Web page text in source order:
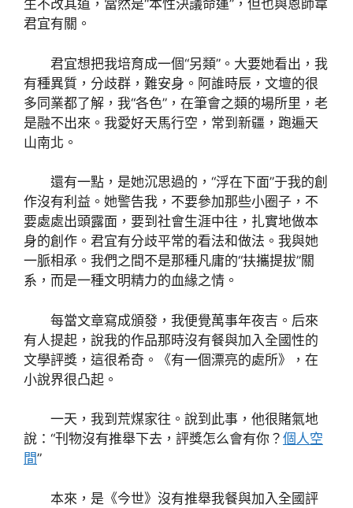
生不改其道，當然是“本性決議命運”，但也與恩師韋
君宜有關。
君宜想把我培育成一個“另類”。大要她看出，我
有種異質，分歧群，難安身。阿誰時辰，文壇的很
多同業都了解，我“各色”，在筆會之類的場所里，老
是融不出來。我愛好天馬行空，常到新疆，跑遍天
山南北。
還有一點，是她沉思過的，“浮在下面”于我的創
作沒有利益。她警告我，不要參加那些小圈子，不
要處處出頭露面，要到社會生涯中往，扎實地做本
身的創作。君宜有分歧平常的看法和做法。我與她
一脈相承。我們之間不是那種凡庸的“扶攜提拔”關
系，而是一種文明精力的血緣之情。
每當文章寫成頒發，我便覺萬事年夜吉。后來
有人提起，說我的作品那時沒有餐與加入全國性的
文學評獎，這很希奇。《有一個漂亮的處所》，在
小說界很凸起。
一天，我到荒煤家往。說到此事，他很賭氣地
說：“刊物沒有推舉下去，評獎怎么會有你？ 個人空
間”
本來，是《今世》沒有推舉我餐與加入全國評